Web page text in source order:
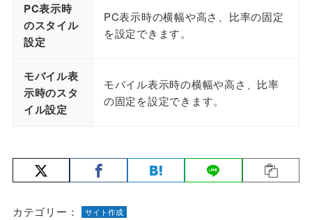
PC表示時
のスタイル
設定
PC表示時の横幅や高さ、比率の固定
を設定できます。
モバイル表
示時のスタ
イル設定
モバイル表示時の横幅や高さ、比率
の固定を設定できます。
カテゴリー： サイト作成